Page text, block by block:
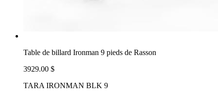
Table de billard Ironman 9 pieds de Rasson
3929.00 $
TARA IRONMAN BLK 9